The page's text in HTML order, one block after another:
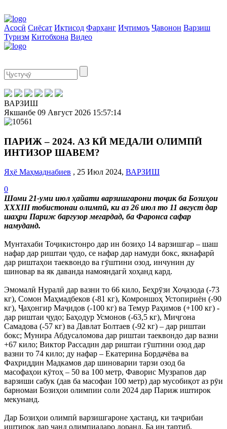
Асосӣ Сиёсат Иқтисод Фарҳанг Иҷтимоъ Ҷавонон Варзиш
Туризм Китобхона Видео
ВАРЗИШ
Якшанбе 09 Август 2026 15:57:14
ПАРИЖ – 2024. АЗ КӢ МЕДАЛИ ОЛИМПӢ
ИНТИЗОР ШАВЕМ?
Яҳё Маҳмаднабиев , 25 Июл 2024, ВАРЗИШ
0
Шоми 21-уми июл ҳайати варзишгарони тоҷик ба Бозиҳои
XXXIII тобистонаи олимпӣ, ки аз 26 июл то 11 август дар
шаҳри Париж баргузор мегардад, ба Фаронса сафар
намуданд.
Мунтахаби Тоҷикистонро дар ин бозиҳо 14 варзишгар – шаш
нафар дар риштаи ҷудо, се нафар дар намуди бокс, якнафарӣ
дар риштаҳои таеквондо ва гӯштини озод, инчунин ду
шиновар ва як даванда намояндагӣ хоҳанд кард.
Эмомалӣ Нуралӣ дар вазни то 66 кило, Беҳрӯзи Хоҷазода (-73
кг), Сомон Маҳмадбеков (-81 кг), Комроншоҳ Устопириён (-90
кг), Ҷаҳонгир Маҷидов (-100 кг) ва Темур Раҳимов (+100 кг) -
дар риштаи ҷудо; Баҳодур Усмонов (-63,5 кг), Миҷгона
Самадова (-57 кг) ва Давлат Болтаев (-92 кг) – дар риштаи
бокс; Мунира Абдусаломова дар риштаи таеквондо дар вазни
+67 кило; Виктор Рассадин дар риштаи гӯштини озод дар
вазни то 74 кило; ду нафар – Екатерина Бордачёва ва
Фахриддин Мадкамов дар шиноварии тарзи озод ба
масофаҳои кӯтоҳ – 50 ва 100 метр, Фаворис Музрапов дар
варзиши сабук (дав ба масофаи 100 метр) дар мусобиқот аз рӯи
барномаи Бозиҳои олимпии соли 2024 дар Париж иштирок
мекунанд.
Дар Бозиҳои олимпӣ варзишгароне ҳастанд, ки таҷрибаи
иштирок дар чанд олимпиадаро доранд. Ба ин тартиб,